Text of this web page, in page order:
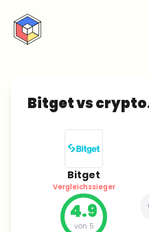
CryptoTicker
Bitget vs
Bitget
Vergleichssieger
4.9
von 5